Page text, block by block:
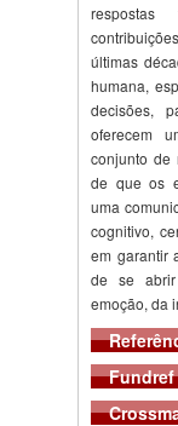
respostas
últimas
humana,
decisões,
oferecem
conjunto de
de que os
uma
cognitivo,
em garantir
de se abrir
emoção, da
Fundref